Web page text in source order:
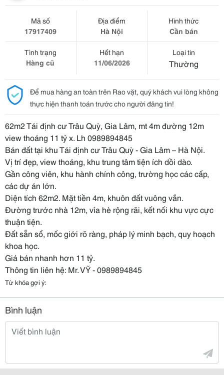
Mã số
17917409
Địa điểm
Hà Nội
Hình thức
Cần bán
Tình trạng
Hàng cũ
Hết hạn
11/06/2026
Loại tin
Thường
Để mua hàng an toàn trên Rao vặt, quý khách vui lòng không
thực hiện thanh toán trước cho người đăng tin!
62m2 Tái định cư Trâu Quỳ, Gia Lâm, mt 4m đường 12m
view thoáng 11 tỷ x. Lh 0989894845
Bán đất tại khu Tái định cư Trâu Quỳ - Gia Lâm – Hà Nội.
Vị trí đẹp, view thoáng, khu trung tâm tiện ích dồi dào.
Gần công viên, khu hành chính công, trường học các cấp,
các dự án lớn.
Diện tích 62m2. Mặt tiền 4m, khuôn đất vuông vắn.
Đường trước nhà 12m, vỉa hè rộng rãi, kết nối khu vực cực
thuận tiện.
Đất sẵn sổ, mốc giới rõ ràng, pháp lý minh bạch, quy hoạch
khoa học.
Giá bán nhanh hơn 11 tỷ.
Thông tin liên hệ: Mr. VỸ - 0989894845
Từ khóa gợi ý:
Bình luận